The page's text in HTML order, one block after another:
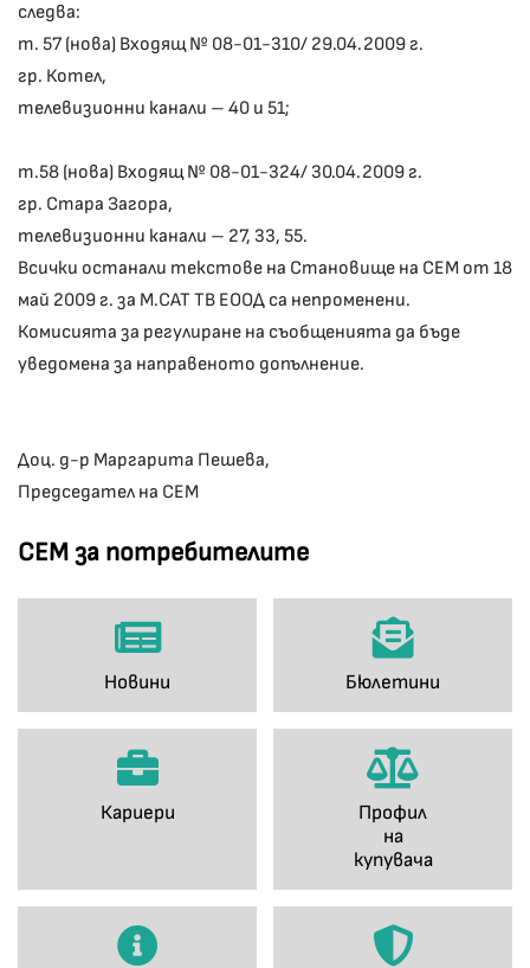
СЕМ за потребителите
Новини Бюлетини
Кариери
Профил
на
купувача
следва:
т. 57 (нова) Входящ № 08-01-310/ 29.04.2009 г.
гр. Котел,
телевизионни канали – 40 и 51;
т.58 (нова) Входящ № 08-01-324/ 30.04.2009 г.
гр. Стара Загора,
телевизионни канали – 27, 33, 55.
Всички останали текстове на Становище на СЕМ от 18
май 2009 г. за М.САТ ТВ ЕООД са непроменени.
Комисията за регулиране на съобщенията да бъде
уведомена за направеното допълнение.
Доц. д-р Маргарита Пешева,
Председател на СЕМ